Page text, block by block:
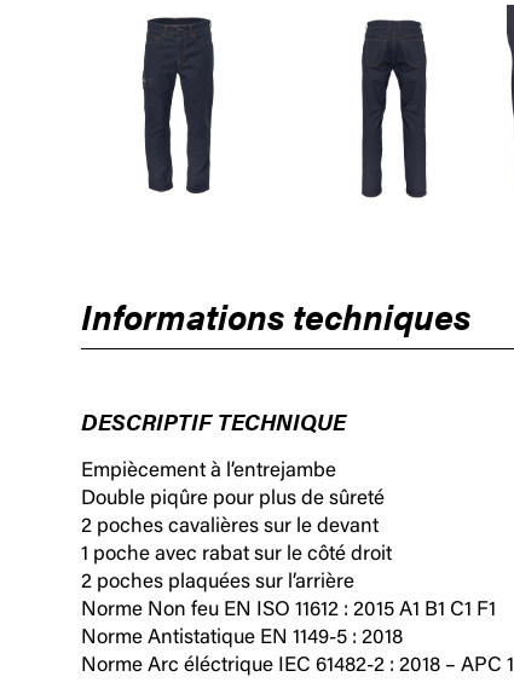
Informations techniques
DESCRIPTIF TECHNIQUE
Empiècement à l’entrejambe
Double piqûre pour plus de sûreté
2 poches cavalières sur le devant
1 poche avec rabat sur le côté droit
2 poches plaquées sur l’arrière
Norme Non feu EN ISO 11612 : 2015 A1 B1 C1 F1
Norme Antistatique EN 1149-5 : 2018
Norme Arc éléctrique IEC 61482-2 : 2018 – APC 1